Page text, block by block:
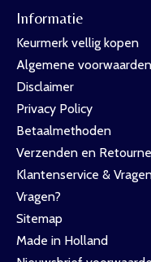
Informatie
Keurmerk vellig kopen
Algemene voorwaarden
Disclaimer
Privacy Policy
Betaalmethoden
Verzenden en
Klantenservice &
Vragen?
Sitemap
Made in Holland